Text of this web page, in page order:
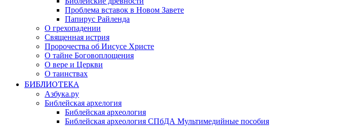
Проблема вставок в Новом Завете
Папирус Райленда
О грехопадении
Священная истрия
Пророчества об Иисусе Христе
О тайне Боговоплощения
О вере и Церкви
О таинствах
БИБЛИОТЕКА
Азбука.ру
Библейская архелогия
Библейская археология
Библейская археология СПбДА Мультимедийные пособия